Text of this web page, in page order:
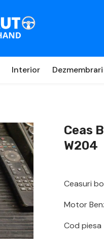
Interior Dezmembrari
Ceas
W204
Ceasuri
Motor
Cod